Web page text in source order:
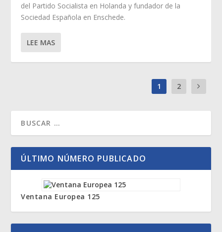
del Partido Socialista en Holanda y fundador de la
Sociedad Española en Enschede.
LEE MAS
1 2
ÚLTIMO NÚMERO PUBLICADO
Ventana Europea 125